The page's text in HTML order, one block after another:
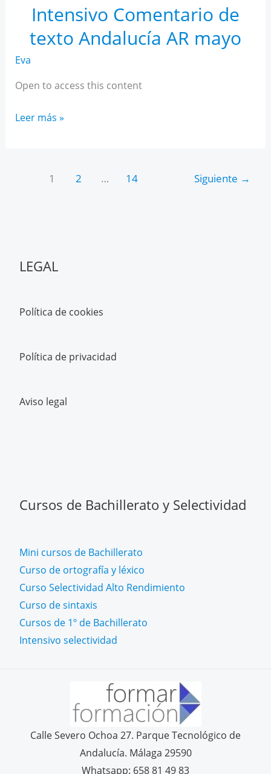
estudiantes
Intensivo Comentario de
texto Andalucía AR mayo
Eva
Open to access this content
Intensivo
Andalucía
Leer más »
1 2 … 14 Siguiente →
LEGAL
Política de cookies
Política de privacidad
Aviso legal
Cursos de Bachillerato y Selectividad
Mini cursos de Bachillerato
Curso de ortografía y léxico
Curso Selectividad Alto Rendimiento
Curso de sintaxis
Cursos de 1º de Bachillerato
Intensivo selectividad
Calle Severo Ochoa 27. Parque Tecnológico de
Andalucía. Málaga 29590
Whatsapp: 658 81 49 83